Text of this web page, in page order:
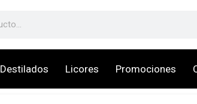
Destilados Licores Promociones